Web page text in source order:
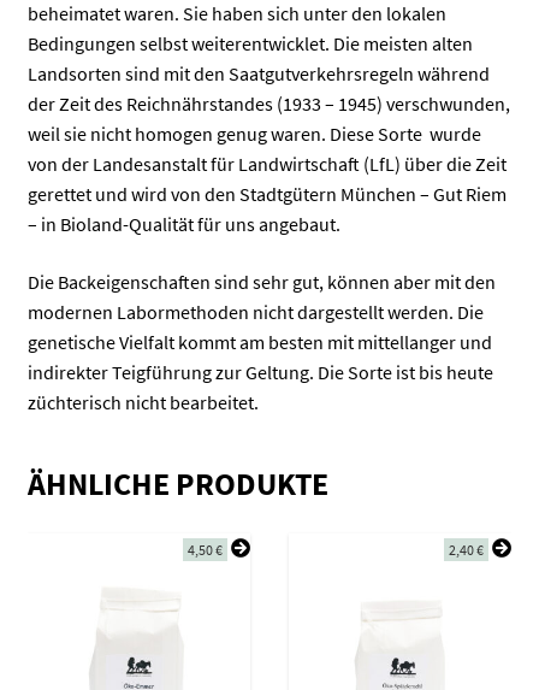
beheimatet waren. Sie haben sich unter den lokalen
Bedingungen selbst weiterentwicklet. Die meisten alten
Landsorten sind mit den Saatgutverkehrsregeln während
der Zeit des Reichnährstandes (1933 – 1945) verschwunden,
weil sie nicht homogen genug waren. Diese Sorte wurde
von der Landesanstalt für Landwirtschaft (LfL) über die Zeit
gerettet und wird von den Stadtgütern München – Gut Riem
– in Bioland-Qualität für uns angebaut.
Die Backeigenschaften sind sehr gut, können aber mit den
modernen Labormethoden nicht dargestellt werden. Die
genetische Vielfalt kommt am besten mit mittellanger und
indirekter Teigführung zur Geltung. Die Sorte ist bis heute
züchterisch nicht bearbeitet.
ÄHNLICHE PRODUKTE
4,50€ 2,40€